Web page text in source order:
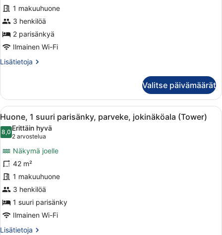
front)
kielletty
(Nile,
Club
lounge
,Riverfront)
1 makuuhuone
3 henkilöä
2 parisänkyä
Ilmainen Wi-Fi
Lisätietoja
Lisätietoja
parisänkyä,
tupakointi
kielletty
(Nile,
Club
lounge
,Riverfront)
Valitse päivämäärät
Avaa
kaikki
huonetyypin
Huone,
1
suuri
parisänky,
parveke,
jokinäköala
(Tower)
kuvat
Moderni hotellihuone, jossa on
8
Huone, 1 suuri parisänky, parveke, jokinäköala (Tower)
8,08,0 kautta 10
Erittäin hyvä
2 arvostelua
(2
arvostelua)
Näkymä joelle
42 m²
1 makuuhuone
3 henkilöä
1 suuri parisänky
Ilmainen Wi-Fi
Lisätietoja
Lisätietoja